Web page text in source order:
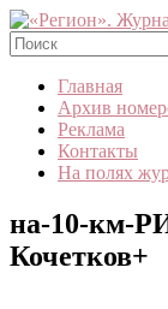
Skip
to
content
«Регион».
Журнал
Республике
Коми
Главная
Архив
Реклама
Контакты
На полях
на-10-км-
Кочетков+